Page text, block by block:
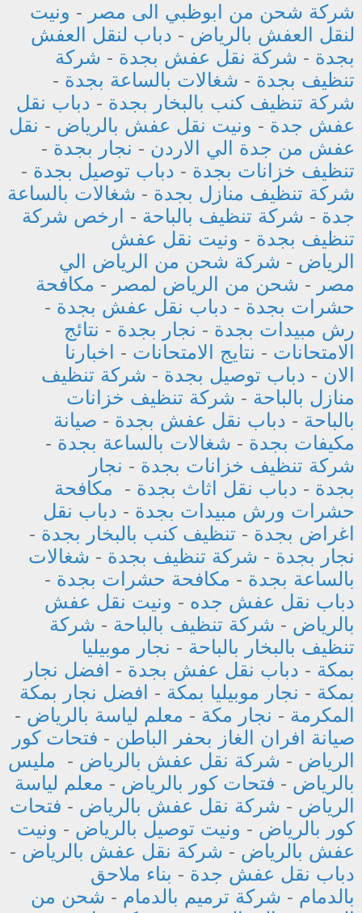
شركة شحن من ابوظبي الى مصر - ونيت
لنقل العفش بالرياض - دباب لنقل العفش
بجدة - شركة نقل عفش بجدة - شركة
تنظيف بجدة - شغالات بالساعة بجدة -
شركة تنظيف كنب بالبخار بجدة - دباب نقل
عفش جدة - ونيت نقل عفش بالرياض - نقل
عفش من جدة الي الاردن - نجار بجدة -
تنظيف خزانات بجدة - دباب توصيل بجدة -
شركة تنظيف منازل بجدة - شغالات بالساعة
جدة - شركة تنظيف بالباحة - ارخص شركة
تنظيف بجدة - ونيت نقل عفش
الرياض - شركة شحن من الرياض الي
مصر - شحن من الرياض لمصر - مكافحة
حشرات بجدة - دباب نقل عفش بجدة -
رش مبيدات بجدة - نجار بجدة - نتائج
الامتحانات - نتايج الامتحانات -
اخبارنا
الان - دباب توصيل بجدة - شركة تنظيف
منازل بالباحة - شركة تنظيف خزانات
بالباحة - دباب نقل عفش بجدة - صيانة
مكيفات بجدة - شغالات بالساعة بجدة -
شركة تنظيف خزانات بجدة - نجار
بجدة - دباب نقل اثاث بجدة - مكافحة
حشرات ورش مبيدات بجدة - دباب نقل
اغراض بجدة - تنظيف كنب بالبخار بجدة -
نجار بجدة - شركة تنظيف بجدة - شغالات
بالساعة بجدة - مكافحة حشرات بجدة -
دباب نقل عفش جده - ونيت نقل عفش
بالرياض - شركة تنظيف بالباحة - شركة
تنظيف بالبخار بالباحة - نجار موبيليا
بمكة - دباب نقل عفش بجدة - افضل نجار
بمكة - نجار موبيليا بمكة - افضل نجار بمكة
المكرمة - نجار مكة - معلم لياسة بالرياض -
صيانة افران الغاز بحفر الباطن - فتحات كور
الرياض - شركة نقل عفش بالرياض - مليس
بالرياض - فتحات كور بالرياض - معلم لياسة
الرياض - شركة نقل عفش بالرياض - فتحات
كور بالرياض - ونيت توصيل بالرياض - ونيت
عفش بالرياض - شركة نقل عفش بالرياض -
دباب نقل عفش جدة - بناء ملاحق
بالدمام - شركة ترميم بالدمام - شحن من